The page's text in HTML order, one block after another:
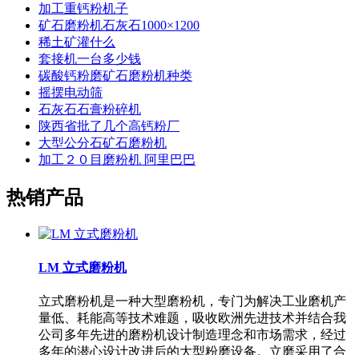
加工重钙粉机子
矿石磨粉机石灰石1000×1200
稀土矿灌什么
套接机一台多少钱
碳酸钙粉磨矿石磨粉机种类
摇摆电动筛
石灰石石膏粉碎机
陕西省批了几个高钙粉厂
大型公分石矿石磨粉机
加工２０目磨粉机 阿里巴巴
热销产品
LM 立式磨粉机
立式磨粉机是一种大型磨粉机，专门为解决工业磨机产
量低、耗能高等技术难题，吸收欧洲先进技术并结合我
公司多年先进的磨粉机设计制造理念和市场需求，经过
多年的潜心设计改进后的大型粉磨设备。立磨采用了合